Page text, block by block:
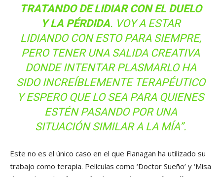
TRATANDO DE LIDIAR CON EL DUELO
Y LA PÉRDIDA. VOY A ESTAR
LIDIANDO CON ESTO PARA SIEMPRE,
PERO TENER UNA SALIDA CREATIVA
DONDE INTENTAR PLASMARLO HA
SIDO INCREÍBLEMENTE TERAPÉUTICO
Y ESPERO QUE LO SEA PARA QUIENES
ESTÉN PASANDO POR UNA
SITUACIÓN SIMILAR A LA MÍA”.
Este no es el único caso en el que Flanagan ha utilizado su
trabajo como terapia. Películas como ‘Doctor Sueño’ y ‘Misa